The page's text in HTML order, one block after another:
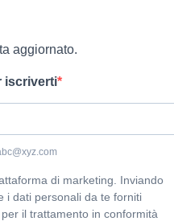
aggiornato.
iscriverti
di marketing. Inviando
i dati personali da te forniti
il trattamento in conformità